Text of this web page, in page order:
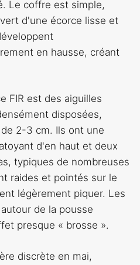
Le coffre est simple,
d'une écorce lisse et
en hausse, créant
FIR est des aiguilles
disposées,
2-3 cm. Ils ont une
d'en haut et deux
typiques de nombreuses
raides et pointés sur le
légèrement piquer. Les
de la pousse
presque « brosse ».
discrète en mai,